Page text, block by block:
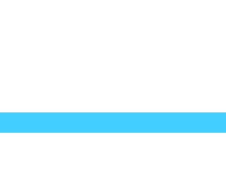
Refill-Gruppe werden